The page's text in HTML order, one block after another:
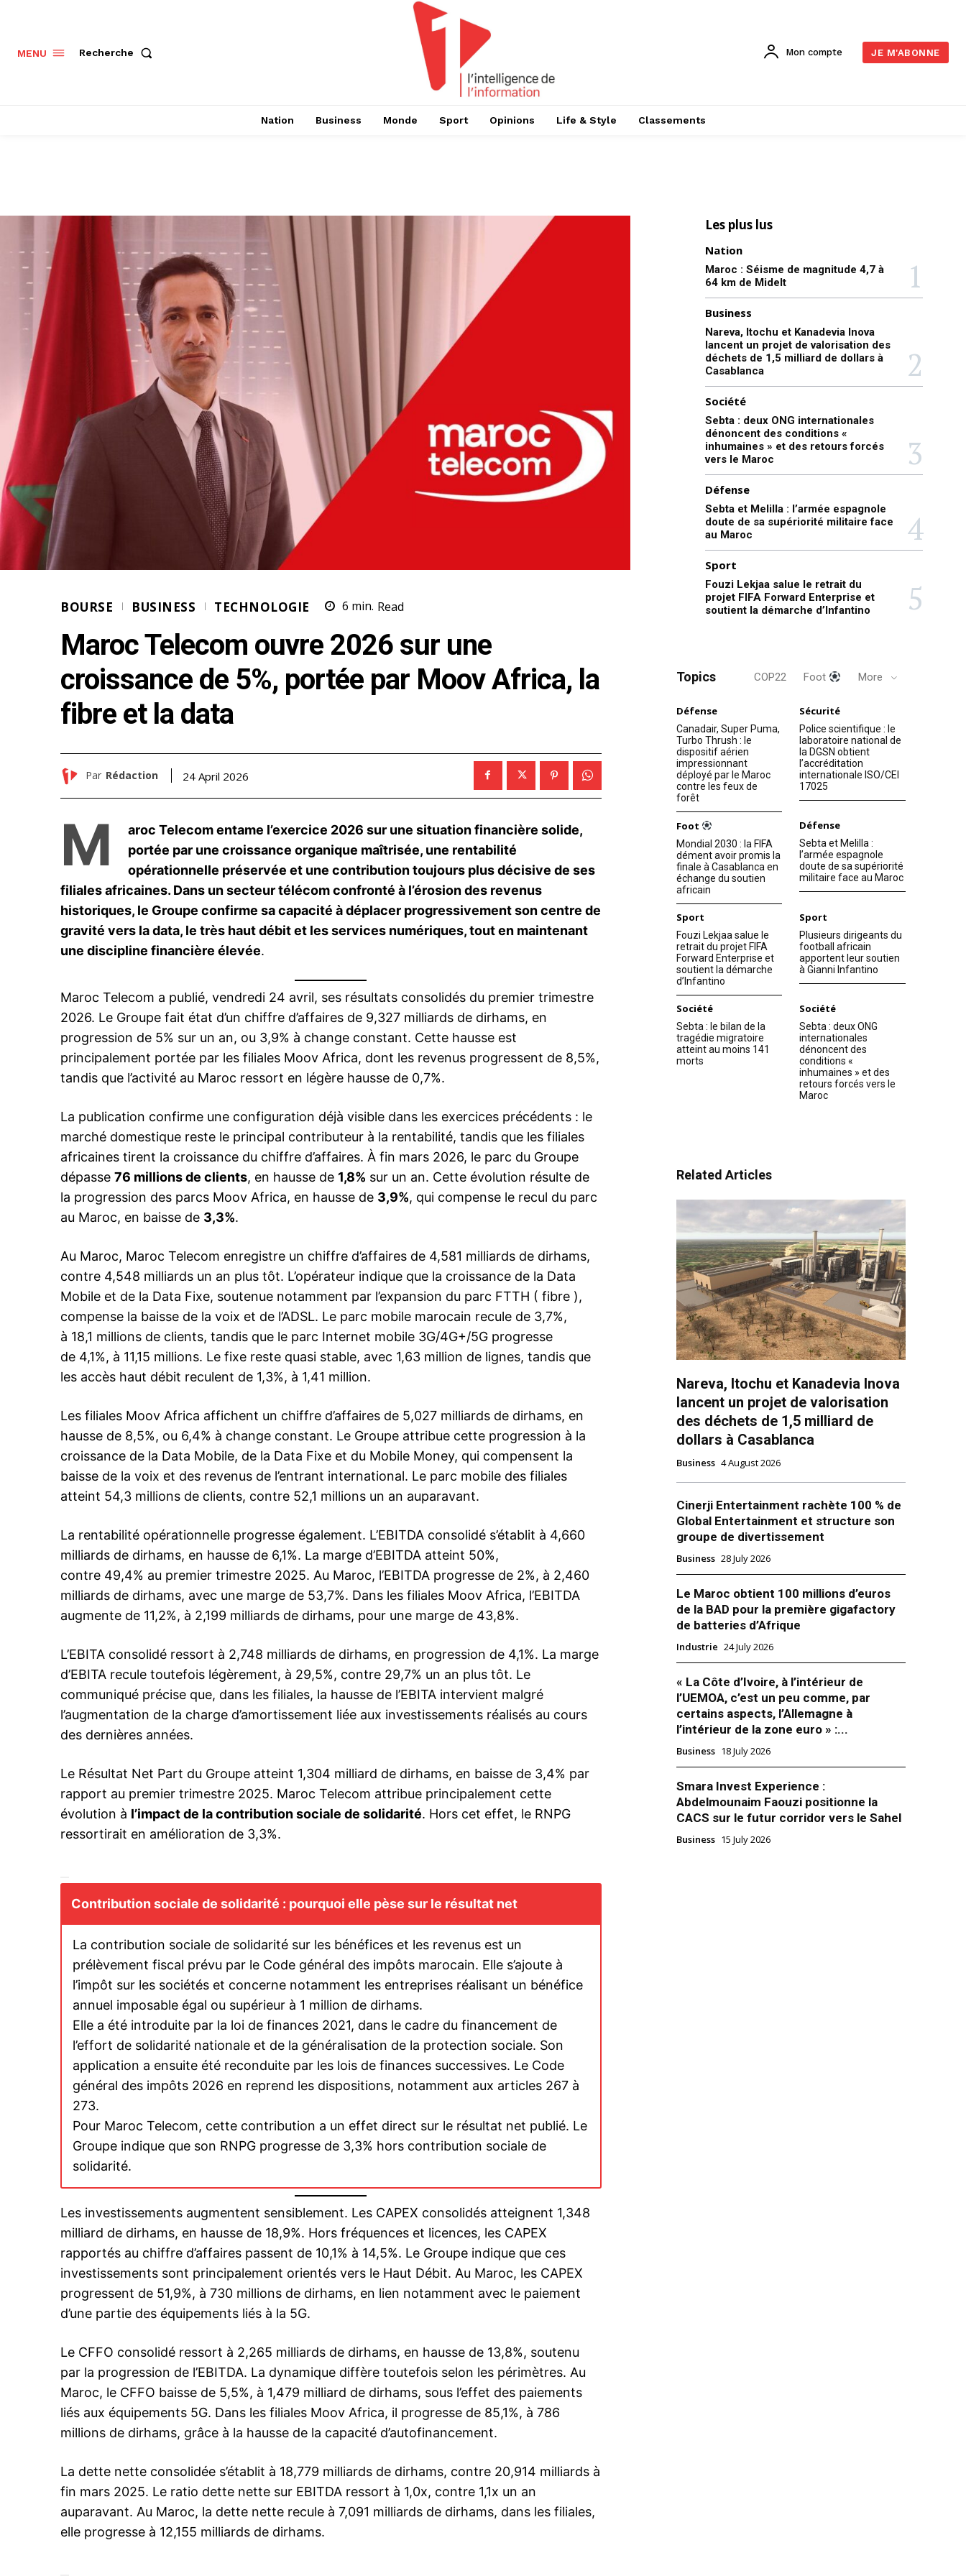
le1.ma
l'intelligence de
S'ABONNER MAINTENANT
Insight Publications
À propos
Mon compte
Related
Résultats 2025 : Maroc Telecom conjugue
discipline financière, déploiement 5G et
croissance africaine
Maroc Telecom prépare son second souffle
: l’Afrique et la 5G en moteurs de
Abdeslam Ahizoune à la conquête du
Il s’était déplacé lui-même à la capitale
dernier, où il a été reçu par le
président Idriss Déby Itno. Abdeslam
Ahizoune a fait part à son hôte de la forte
volonté du Groupe Maroc Telecom
d’accompagner le Tchad dans son
développement digital en investissant
MENU Recherche Mon compte JE M'ABONNE
Nation Business Monde Sport Opinions Life & Style Classements
BOURSE BUSINESS TECHNOLOGIE 6 min. Read
Maroc Telecom ouvre 2026 sur une
croissance de 5%, portée par Moov Africa, la
fibre et la data
Par Rédaction 24 April 2026
M
aroc Telecom entame l’exercice 2026 sur une situation financière solide,
portée par une croissance organique maîtrisée, une rentabilité
opérationnelle préservée et une contribution toujours plus décisive de ses
filiales africaines. Dans un secteur télécom confronté à l’érosion des revenus
historiques, le Groupe confirme sa capacité à déplacer progressivement son centre de
gravité vers la data, le très haut débit et les services numériques, tout en maintenant
une discipline financière élevée.
Maroc Telecom a publié, vendredi 24 avril, ses résultats consolidés du premier trimestre
2026. Le Groupe fait état d’un chiffre d’affaires de 9,327 milliards de dirhams, en
progression de 5% sur un an, ou 3,9% à change constant. Cette hausse est
principalement portée par les filiales Moov Africa, dont les revenus progressent de 8,5%,
tandis que l’activité au Maroc ressort en légère hausse de 0,7%.
La publication confirme une configuration déjà visible dans les exercices précédents : le
marché domestique reste le principal contributeur à la rentabilité, tandis que les filiales
africaines tirent la croissance du chiffre d’affaires. À fin mars 2026, le parc du Groupe
dépasse 76 millions de clients, en hausse de 1,8% sur un an. Cette évolution résulte de
la progression des parcs Moov Africa, en hausse de 3,9%, qui compense le recul du parc
au Maroc, en baisse de 3,3%.
Au Maroc, Maroc Telecom enregistre un chiffre d’affaires de 4,581 milliards de dirhams,
contre 4,548 milliards un an plus tôt. L’opérateur indique que la croissance de la Data
Mobile et de la Data Fixe, soutenue notamment par l’expansion du parc FTTH ( fibre ),
compense la baisse de la voix et de l’ADSL. Le parc mobile marocain recule de 3,7%,
à 18,1 millions de clients, tandis que le parc Internet mobile 3G/4G+/5G progresse
de 4,1%, à 11,15 millions. Le fixe reste quasi stable, avec 1,63 million de lignes, tandis que
les accès haut débit reculent de 1,3%, à 1,41 million.
Les filiales Moov Africa affichent un chiffre d’affaires de 5,027 milliards de dirhams, en
hausse de 8,5%, ou 6,4% à change constant. Le Groupe attribue cette progression à la
croissance de la Data Mobile, de la Data Fixe et du Mobile Money, qui compensent la
baisse de la voix et des revenus de l’entrant international. Le parc mobile des filiales
atteint 54,3 millions de clients, contre 52,1 millions un an auparavant.
La rentabilité opérationnelle progresse également. L’EBITDA consolidé s’établit à 4,660
milliards de dirhams, en hausse de 6,1%. La marge d’EBITDA atteint 50%,
contre 49,4% au premier trimestre 2025. Au Maroc, l’EBITDA progresse de 2%, à 2,460
milliards de dirhams, avec une marge de 53,7%. Dans les filiales Moov Africa, l’EBITDA
augmente de 11,2%, à 2,199 milliards de dirhams, pour une marge de 43,8%.
L’EBITA consolidé ressort à 2,748 milliards de dirhams, en progression de 4,1%. La marge
d’EBITA recule toutefois légèrement, à 29,5%, contre 29,7% un an plus tôt. Le
communiqué précise que, dans les filiales, la hausse de l’EBITA intervient malgré
l’augmentation de la charge d’amortissement liée aux investissements réalisés au cours
des dernières années.
Le Résultat Net Part du Groupe atteint 1,304 milliard de dirhams, en baisse de 3,4% par
rapport au premier trimestre 2025. Maroc Telecom attribue principalement cette
évolution à l’impact de la contribution sociale de solidarité. Hors cet effet, le RNPG
ressortirait en amélioration de 3,3%.
Contribution sociale de solidarité : pourquoi elle pèse sur le résultat net
La contribution sociale de solidarité sur les bénéfices et les revenus est un
prélèvement fiscal prévu par le Code général des impôts marocain. Elle s’ajoute à
l’impôt sur les sociétés et concerne notamment les entreprises réalisant un bénéfice
annuel imposable égal ou supérieur à 1 million de dirhams.
Elle a été introduite par la loi de finances 2021, dans le cadre du financement de
l’effort de solidarité nationale et de la généralisation de la protection sociale. Son
application a ensuite été reconduite par les lois de finances successives. Le Code
général des impôts 2026 en reprend les dispositions, notamment aux articles 267 à
273.
Pour Maroc Telecom, cette contribution a un effet direct sur le résultat net publié. Le
Groupe indique que son RNPG progresse de 3,3% hors contribution sociale de
solidarité.
Les investissements augmentent sensiblement. Les CAPEX consolidés atteignent 1,348
milliard de dirhams, en hausse de 18,9%. Hors fréquences et licences, les CAPEX
rapportés au chiffre d’affaires passent de 10,1% à 14,5%. Le Groupe indique que ces
investissements sont principalement orientés vers le Haut Débit. Au Maroc, les CAPEX
progressent de 51,9%, à 730 millions de dirhams, en lien notamment avec le paiement
d’une partie des équipements liés à la 5G.
Le CFFO consolidé ressort à 2,265 milliards de dirhams, en hausse de 13,8%, soutenu
par la progression de l’EBITDA. La dynamique diffère toutefois selon les périmètres. Au
Maroc, le CFFO baisse de 5,5%, à 1,479 milliard de dirhams, sous l’effet des paiements
liés aux équipements 5G. Dans les filiales Moov Africa, il progresse de 85,1%, à 786
millions de dirhams, grâce à la hausse de la capacité d’autofinancement.
La dette nette consolidée s’établit à 18,779 milliards de dirhams, contre 20,914 milliards à
fin mars 2025. Le ratio dette nette sur EBITDA ressort à 1,0x, contre 1,1x un an
auparavant. Au Maroc, la dette nette recule à 7,091 milliards de dirhams, dans les filiales,
elle progresse à 12,155 milliards de dirhams.
Les plus lus
Nation
Maroc : Séisme de magnitude 4,7 à
64 km de Midelt
Business
Nareva, Itochu et Kanadevia Inova
lancent un projet de valorisation des
déchets de 1,5 milliard de dollars à
Casablanca
Société
Sebta : deux ONG internationales
dénoncent des conditions «
inhumaines » et des retours forcés
vers le Maroc
Défense
Sebta et Melilla : l’armée espagnole
doute de sa supériorité militaire face
au Maroc
Sport
Fouzi Lekjaa salue le retrait du
projet FIFA Forward Enterprise et
soutient la démarche d’Infantino
Topics COP22 Foot More
Défense
Canadair, Super Puma,
Turbo Thrush : le
dispositif aérien
impressionnant
déployé par le Maroc
contre les feux de
forêt
Sécurité
Police scientifique : le
laboratoire national de
la DGSN obtient
l’accréditation
internationale ISO/CEI
17025
Foot
Mondial 2030 : la FIFA
dément avoir promis la
finale à Casablanca en
échange du soutien
africain
Défense
Sebta et Melilla :
l’armée espagnole
doute de sa supériorité
militaire face au Maroc
Sport
Fouzi Lekjaa salue le
retrait du projet FIFA
Forward Enterprise et
soutient la démarche
d’Infantino
Sport
Plusieurs dirigeants du
football africain
apportent leur soutien
à Gianni Infantino
Société
Sebta : le bilan de la
tragédie migratoire
atteint au moins 141
morts
Société
Sebta : deux ONG
internationales
dénoncent des
conditions «
inhumaines » et des
retours forcés vers le
Maroc
Related Articles
Nareva, Itochu et Kanadevia Inova
lancent un projet de valorisation
des déchets de 1,5 milliard de
dollars à Casablanca
Business 4 August 2026
Cinerji Entertainment rachète 100 % de
Global Entertainment et structure son
groupe de divertissement
Business 28 July 2026
Le Maroc obtient 100 millions d’euros
de la BAD pour la première gigafactory
de batteries d’Afrique
Industrie 24 July 2026
« La Côte d’Ivoire, à l’intérieur de
l’UEMOA, c’est un peu comme, par
certains aspects, l’Allemagne à
l’intérieur de la zone euro » :...
Business 18 July 2026
Smara Invest Experience :
Abdelmounaim Faouzi positionne la
CACS sur le futur corridor vers le Sahel
Business 15 July 2026